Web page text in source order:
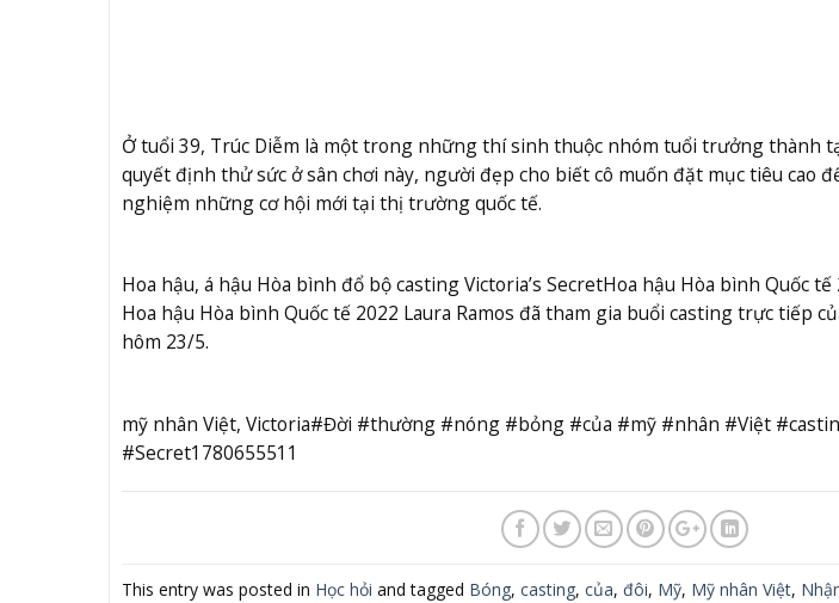
Ở tuổi 39, Trúc Diễm là một trong những thí sinh thuộc nhóm tuổi trưởng thành
quyết định thử sức ở sân chơi này, người đẹp cho biết cô muốn đặt mục tiêu cao
nghiệm những cơ hội mới tại thị trường quốc tế.
Hoa hậu, á hậu Hòa bình đổ bộ casting Victoria’s SecretHoa hậu Hòa bình Quốc tế
Hoa hậu Hòa bình Quốc tế 2022 Laura Ramos đã tham gia buổi casting trực tiếp
hôm 23/5.
mỹ nhân Việt, Victoria#Đời #thường #nóng #bỏng #của #mỹ #nhân #Việt
#Secret1780655511
This entry was posted in Học hỏi and tagged Bóng, casting, của, đôi, Mỹ, Mỹ nhân Việt,